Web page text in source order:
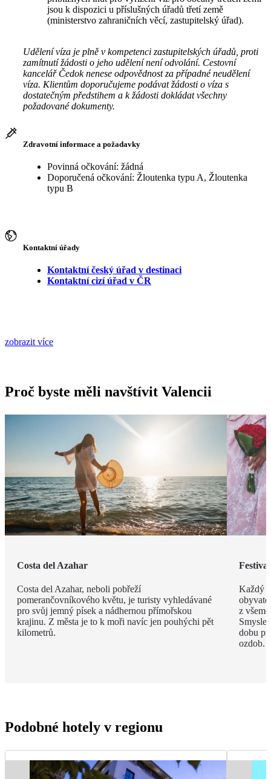
jsou k dispozici u příslušných úřadů třetí země
(ministerstvo zahraničních věcí, zastupitelský úřad).
Udělení víza je plně v kompetenci zastupitelských úřadů, proti
zamítnutí žádosti o jeho udělení není odvolání. Cestovní
kancelář Čedok nenese odpovědnost za případné neudělení
víza. Klientům doporučujeme podávat žádosti o víza s
dostatečným předstihem a k žádosti dokládat všechny
požadované dokumenty.
Zdravotní informace a požadavky
Povinná očkování: žádná
Doporučená očkování: Žloutenka typu A, Žloutenka
typu B
Kontaktní úřady
Kontaktní český úřad v destinaci
Kontaktní cizí úřad v ČR
zobrazit více
Proč byste měli navštívit Valencii
Costa del Azahar
Costa del Azahar, neboli pobřeží
pomerančovníkového květu, je turisty vyhledávané
pro svůj jemný písek a nádhernou přímořskou
krajinu. Z města je to k moři navíc jen pouhýchi pět
kilometrů.
Každý
z
dobu
ozdob.
Podobné hotely v regionu